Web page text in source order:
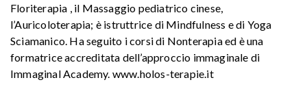
Floriterapia , il Massaggio pediatrico cinese,
l’Auricoloterapia; è istruttrice di Mindfulness e di Yoga
Sciamanico. Ha seguito i corsi di Nonterapia ed è una
formatrice accreditata dell’approccio immaginale di
Immaginal Academy. www.holos-terapie.it